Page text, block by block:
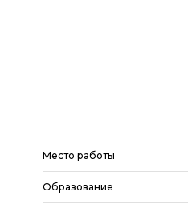
Место работы
Образование